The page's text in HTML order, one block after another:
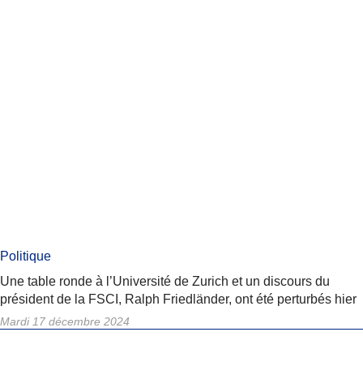
Politique
Une table ronde à l’Université de Zurich et un discours du
président de la FSCI, Ralph Friedländer, ont été perturbés hier
Mardi 17 décembre 2024